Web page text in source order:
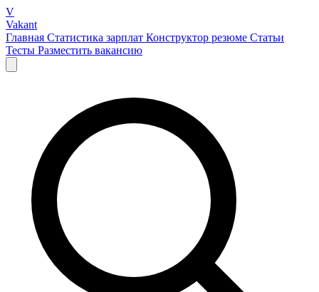
V
Vakant
Главная Статистика зарплат Конструктор резюме Статьи
Тесты Разместить вакансию